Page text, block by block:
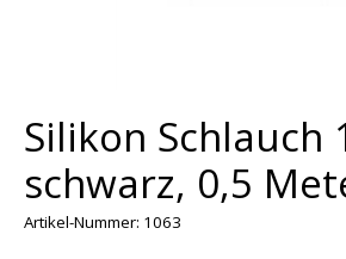
Silikon Schlauch
schwarz, 0,5
Artikel-Nummer: 1063